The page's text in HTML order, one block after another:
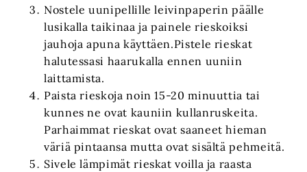
Nostele uunipellille leivinpaperin päälle
lusikalla taikinaa ja painele rieskoiksi
jauhoja apuna käyttäen.Pistele rieskat
halutessasi haarukalla ennen uuniin
laittamista.
Paista rieskoja noin 15-20 minuuttia tai
kunnes ne ovat kauniin kullanruskeita.
Parhaimmat rieskat ovat saaneet hieman
väriä pintaansa mutta ovat sisältä pehmeitä.
Sivele lämpimät rieskat voilla ja raasta